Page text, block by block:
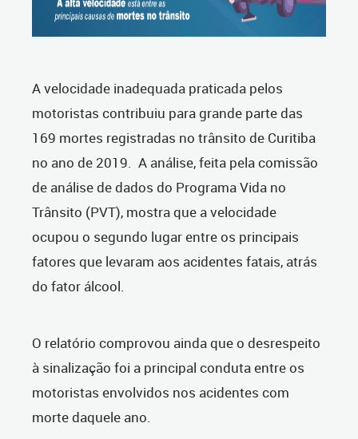
A velocidade inadequada praticada pelos
motoristas contribuiu para grande parte das
169 mortes registradas no trânsito de Curitiba
no ano de 2019. A análise, feita pela comissão
de análise de dados do Programa Vida no
Trânsito (PVT), mostra que a velocidade
ocupou o segundo lugar entre os principais
fatores que levaram aos acidentes fatais, atrás
do fator álcool.
O relatório comprovou ainda que o desrespeito
à sinalização foi a principal conduta entre os
motoristas envolvidos nos acidentes com
morte daquele ano.